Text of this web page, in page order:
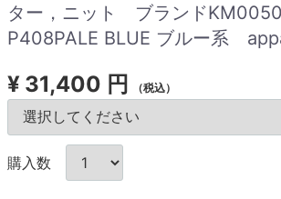
ター，ニット ブランド
P408PALE BLUE ブルー系
¥ 31,400 円 （税込）
購入数